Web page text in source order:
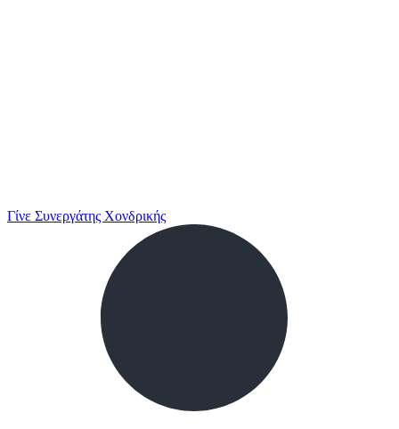
Γίνε Συνεργάτης Χονδρικής